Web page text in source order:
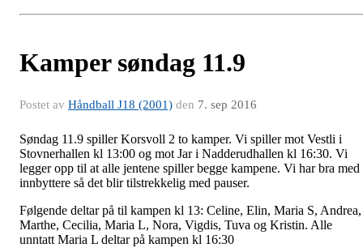
Kamper søndag 11.9
Postet av Håndball J18 (2001) den 7. sep 2016
Søndag 11.9 spiller Korsvoll 2 to kamper. Vi spiller mot Vestli i
Stovnerhallen kl 13:00 og mot Jar i Nadderudhallen kl 16:30. Vi
legger opp til at alle jentene spiller begge kampene. Vi har bra med
innbyttere så det blir tilstrekkelig med pauser.
Følgende deltar på til kampen kl 13: Celine, Elin, Maria S, Andrea,
Marthe, Cecilia, Maria L, Nora, Vigdis, Tuva og Kristin. Alle
unntatt Maria L deltar på kampen kl 16:30